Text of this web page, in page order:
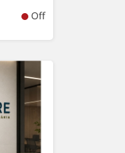
Off